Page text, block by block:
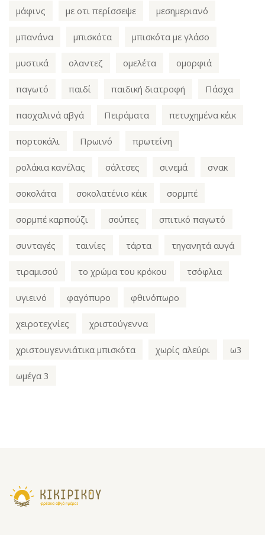
μάφινς με οτι περίσσεψε μεσημεριανό
μπανάνα μπισκότα μπισκότα με γλάσο
μυστικά ολαντεζ ομελέτα ομορφιά
παγωτό παιδί παιδική διατροφή Πάσχα
πασχαλινά αβγά Πειράματα πετυχημένα κέικ
πορτοκάλι Πρωινό πρωτεΐνη
ρολάκια κανέλας σάλτσες σινεμά σνακ
σοκολάτα σοκολατένιο κέικ σορμπέ
σορμπέ καρπούζι σούπες σπιτικό παγωτό
συνταγές ταινίες τάρτα τηγανητά αυγά
τιραμισού το χρώμα του κρόκου τσόφλια
υγιεινό φαγόπυρο φθινόπωρο
χειροτεχνίες χριστούγεννα
χριστουγεννιάτικα μπισκότα χωρίς αλεύρι ω3
ωμέγα 3